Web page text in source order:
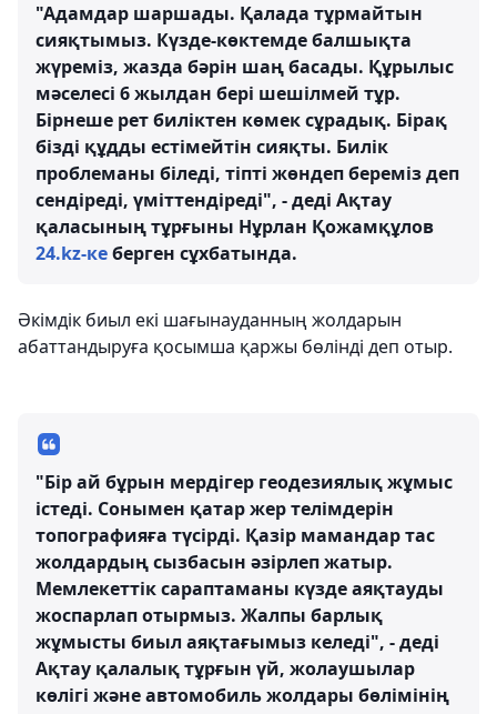
"Адамдар шаршады. Қалада тұрмайтын
сияқтымыз. Күзде-көктемде балшықта
жүреміз, жазда бәрін шаң басады. Құрылыс
мәселесі 6 жылдан бері шешілмей тұр.
Бірнеше рет биліктен көмек сұрадық. Бірақ
бізді құдды естімейтін сияқты. Билік
проблеманы біледі, тіпті жөндеп береміз деп
сендіреді, үміттендіреді", - деді Ақтау
қаласының тұрғыны Нұрлан Қожамқұлов
24.kz-кеберген сұхбатында.
Әкімдік биыл екі шағынауданның жолдарын
абаттандыруға қосымша қаржы бөлінді деп отыр.
"Бір ай бұрын мердігер геодезиялық жұмыс
істеді. Сонымен қатар жер телімдерін
топографияға түсірді. Қазір мамандар тас
жолдардың сызбасын әзірлеп жатыр.
Мемлекеттік сараптаманы күзде аяқтауды
жоспарлап отырмыз. Жалпы барлық
жұмысты биыл аяқтағымыз келеді", - деді
Ақтау қалалық тұрғын үй, жолаушылар
көлігі және автомобиль жолдары бөлімінің